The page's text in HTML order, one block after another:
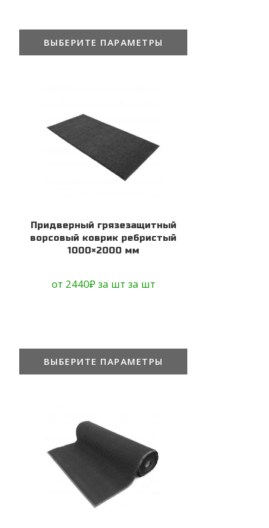
ВЫБЕРИТЕ ПАРАМЕТРЫ
Придверный грязезащитный
ворсовый коврик ребристый
1000×2000 мм
от 2440₽за шт за шт
ВЫБЕРИТЕ ПАРАМЕТРЫ